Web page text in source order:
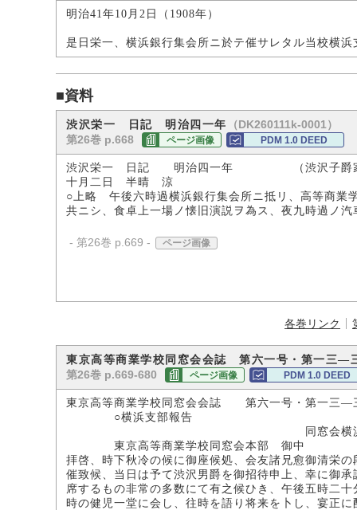
明治41年10月2日（1908年）
是日栄一、横浜銀行集会所ニ於テ催サレタル当校横
■資料
渋沢栄一 日記 明治四一年
（DK260111k-0001）
第26巻 p.668
ページ画像 PDM 1.0 DEED
渋沢栄一 日記 明治四一年 （渋沢子爵家
十月二日 半晴 涼
○上略 午後六時過横浜銀行集会所ニ抵リ、高等商業
共ニシ、食卓上一場ノ懐旧演説ヲ為ス、夜九時過ノ
- 第26巻 p.669 - ページ画像
各巻リンク
東京高等商業学校同窓会会誌 第六一号・第一三
第26巻 p.669-680 ページ画像 PDM 1.0 DEED
東京高等商業学校同窓会会誌 第六一号・第一三―
○横浜支部報告
同窓会横浜支部
東京高等商業学校同窓会本部 御中
拝啓、時下秋冷の候に御座候処、会友諸兄愈御清栄
催致候、当日は予て渋沢男爵を御招待申上、幸に御
席するもの非常の多数にて有之候ひき、午後五時二
時の健児一堂に会し、往時を語り将来を卜し、宴正